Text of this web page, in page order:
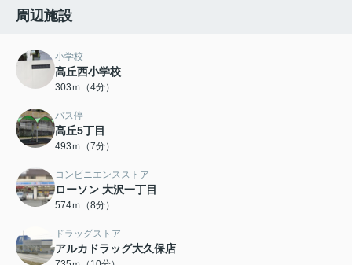
周辺施設
小学校
高丘西小学校
303ｍ（4分）
バス停
高丘5丁目
493ｍ（7分）
コンビニエンスストア
ローソン 大沢一丁目
574ｍ（8分）
ドラッグストア
アルカドラッグ大久保店